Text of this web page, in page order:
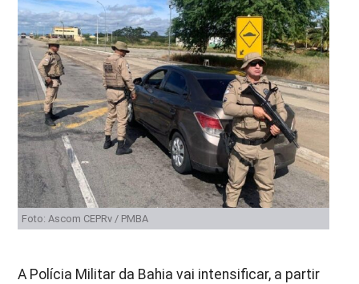
Foto: Ascom CEPRv / PMBA
A Polícia Militar da Bahia vai intensificar, a partir